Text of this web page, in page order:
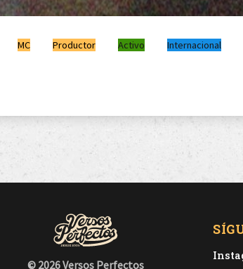
MC Productor Activo Internacional
© 2026 Versos Perfectos